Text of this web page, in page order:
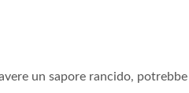
un sapore rancido,